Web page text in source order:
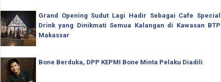
Grand Opening Sudut Lagi Hadir Sebagai Cafe Special
Drink yang Dinikmati Semua Kalangan di Kawasan BTP
Makassar
Bone Berduka, DPP KEPMI Bone Minta Pelaku Diadili